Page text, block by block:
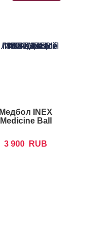
Медбол INEX
Medicine Ball
3 900 RUB